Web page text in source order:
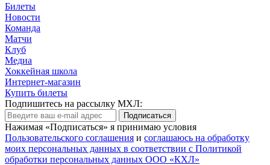
Билеты
Новости
Команда
Матчи
Клуб
Медиа
Хоккейная школа
Интернет-магазин
Купить билеты
Подпишитесь на рассылку МХЛ:
Подписаться
Нажимая «Подписаться» я принимаю условия
Пользовательского соглашения и соглашаюсь на обработку
моих персональных данных в соответствии с Политикой
обработки персональных данных ООО «КХЛ»